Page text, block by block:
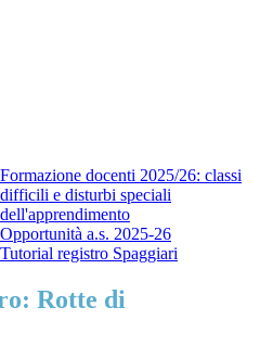
Formazione docenti 2025/26: classi
difficili e disturbi speciali
dell'apprendimento
Opportunità a.s. 2025-26
Tutorial registro Spaggiari
Rotte di